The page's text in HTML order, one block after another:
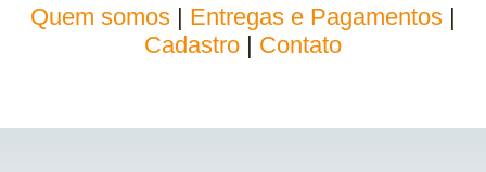
Quem somos Entregas e Pagamentos
Cadastro
Contato